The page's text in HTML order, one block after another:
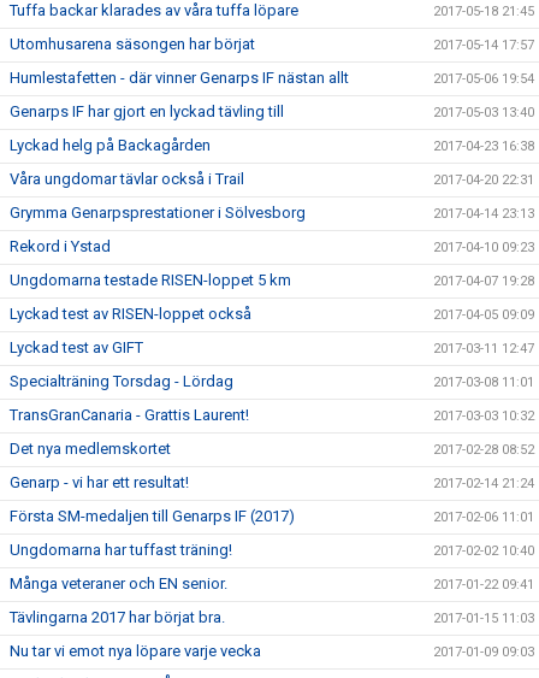
Tuffa backar klarades av våra tuffa löpare 2017-05-18 21:45
Utomhusarena säsongen har börjat 2017-05-14 17:57
Humlestafetten - där vinner Genarps IF nästan allt 2017-05-06 19:54
Genarps IF har gjort en lyckad tävling till 2017-05-03 13:40
Lyckad helg på Backagården 2017-04-23 16:38
Våra ungdomar tävlar också i Trail 2017-04-20 22:31
Grymma Genarpsprestationer i Sölvesborg 2017-04-14 23:13
Rekord i Ystad 2017-04-10 09:23
Ungdomarna testade RISEN-loppet 5 km 2017-04-07 19:28
Lyckad test av RISEN-loppet också 2017-04-05 09:09
Lyckad test av GIFT 2017-03-11 12:47
Specialträning Torsdag - Lördag 2017-03-08 11:01
TransGranCanaria - Grattis Laurent! 2017-03-03 10:32
Det nya medlemskortet 2017-02-28 08:52
Genarp - vi har ett resultat! 2017-02-14 21:24
Första SM-medaljen till Genarps IF (2017) 2017-02-06 11:01
Ungdomarna har tuffast träning! 2017-02-02 10:40
Många veteraner och EN senior. 2017-01-22 09:41
Tävlingarna 2017 har börjat bra. 2017-01-15 11:03
Nu tar vi emot nya löpare varje vecka 2017-01-09 09:03